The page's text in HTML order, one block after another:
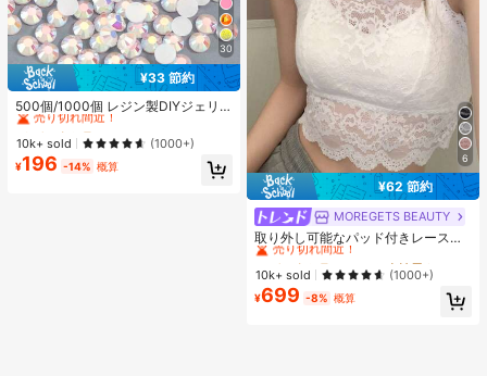
30
¥33 節約
500個/1000個 レジン製DIYジェリ
ーフラットバックラインストーン 小
さな丸型ラインストーン ミニ装飾ア
クセサリー スマホケース、カップ、
靴、ブーツ、衣類装飾、ハンドメイ
ドDIYアイドル応援ファン、ネーム
#3 ベストセラー
に ホーム＆リビング
売り切れ間近！
#3 ベストセラー
売り切れ間近！
#3 ベストセラー
売り切れ間近！
#3 ベストセラー
10k+ sold (1000+)
¥196 -14% 概算
6
¥62 節約
MOREGETS BEAUTY
取り外し可能なパッド付きレースキ
ャミソール、多用途ノースリーブア
ンダーシャツ、女性向け、新学期、
クリスマス、春節、カジュアルホワ
イトサマー、シック&エレガント
#1 ベストセラー
モスク 女性用タンクトップ&キャミス
売り切れ間近！
#1 ベストセラー
売り切れ間近！
#1 ベストセラー
売り切れ間近！
#1 ベストセラー
10k+ sold (1000+)
¥699 -8% 概算